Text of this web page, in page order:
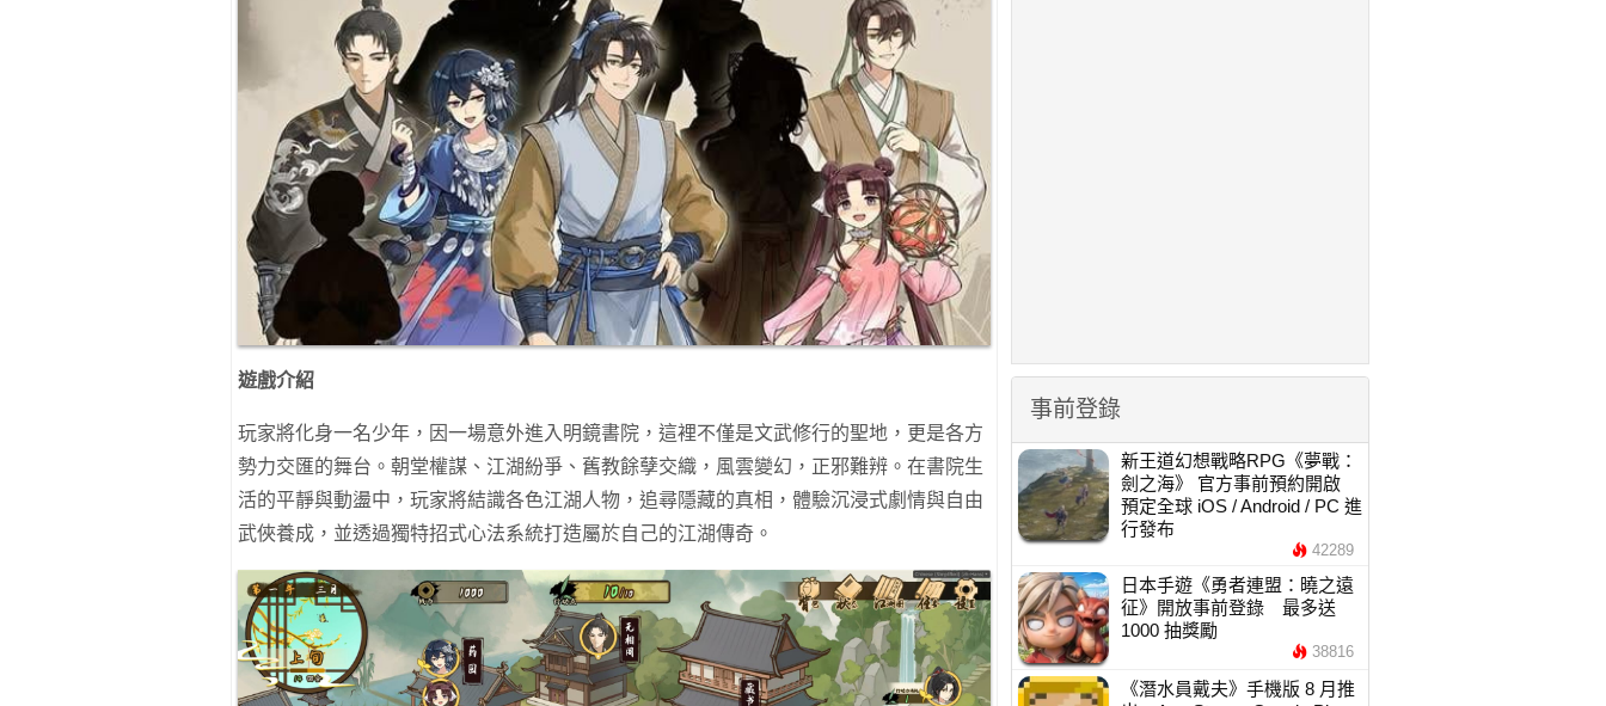
遊戲介紹
玩家將化身一名少年，因一場意外進入明鏡書院，這裡不僅是文武修行的聖地，更是各方
勢力交匯的舞台。朝堂權謀、江湖紛爭、舊教餘孽交織，風雲變幻，正邪難辨。在書院生
活的平靜與動盪中，玩家將結識各色江湖人物，追尋隱藏的真相，體驗沉浸式劇情與自由
武俠養成，並透過獨特招式心法系統打造屬於自己的江湖傳奇。
事前登錄
新王道幻想戰略RPG《夢戰：
劍之海》 官方事前預約開啟
預定全球 iOS / Android / PC 進
行發布
42289
日本手遊《勇者連盟：曉之遠
征》開放事前登錄 最多送
1000 抽獎勵
38816
《潛水員戴夫》手機版 8 月推